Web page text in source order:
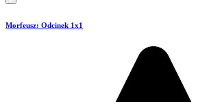
Morfeusz: Odcinek 1x1